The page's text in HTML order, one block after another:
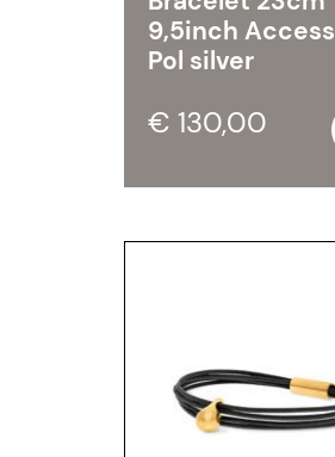
9,5inch
Pol silver
€ 130,00